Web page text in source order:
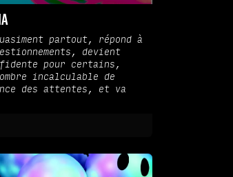
partout, répond à
devient
pour certains,
incalculable de
des attentes, et va